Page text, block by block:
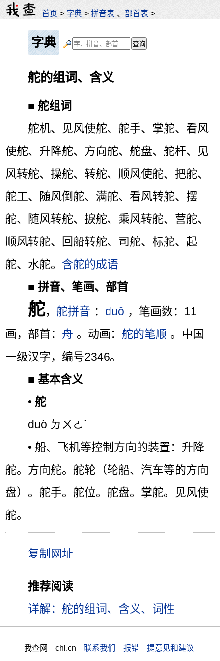
首页 > 字典 >拼音表 、部首表 >
字典
舵的组词、含义
■ 舵组词
舵机、见风使舵、舵手、掌舵、看风
使舵、升降舵、方向舵、舵盘、舵杆、见
风转舵、操舵、转舵、顺风使舵、把舵、
舵工、随风倒舵、满舵、看风转舵、摆
舵、随风转舵、捩舵、乘风转舵、营舵、
顺风转舵、回船转舵、司舵、标舵、起
舵、水舵。 含舵的成语
■拼音、笔画、部首
舵， 舵拼音 ： duǒ ，笔画数：11
画，部首： 舟 。动画： 舵的笔顺 。中国
一级汉字，编号2346。
■基本含义
• 舵
duò ㄉㄨㄛˋ
• 船、飞机等控制方向的装置：升降
舵。方向舵。舵轮（轮船、汽车等的方向
盘）。舵手。舵位。舵盘。掌舵。见风使
舵。
推荐阅读
详解：舵的组词、含义、词性
我查网 chl.cn 联系我们 报错 提意见和建议